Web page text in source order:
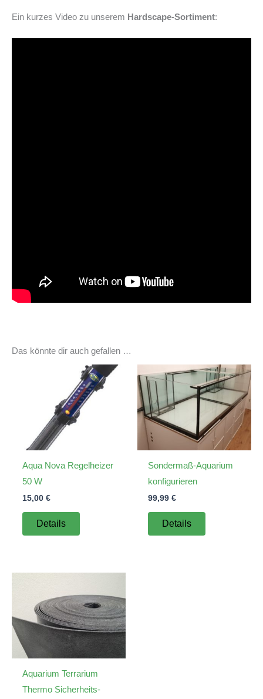
Ein kurzes Video zu unserem Hardscape-Sortiment:
Das könnte dir auch gefallen …
Aqua Nova Regelheizer
50 W
15,00 €
Details
Sondermaß-Aquarium
konfigurieren
99,99 €
Details
Aquarium Terrarium
Thermo Sicherheits-